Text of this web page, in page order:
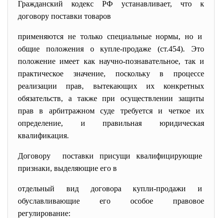
Гражданский кодекс РФ устанавливает, что к
договору поставки товаров
применяются не только специальные нормы, но и
общие положения о купле-продаже (ст.454). Это
положение имеет как научно-познавательное, так и
практическое значение, поскольку в процессе
реализации прав, вытекающих их конкретных
обязательств, а также при осуществлении защиты
прав в арбитражном суде требуется и четкое их
определение, и правильная юридическая
квалификация.
Договору поставки присущи квалифицирующие
признаки, выделяющие его в
отдельный вид договора купли-продажи и
обуславливающие его особое правовое
регулирование: